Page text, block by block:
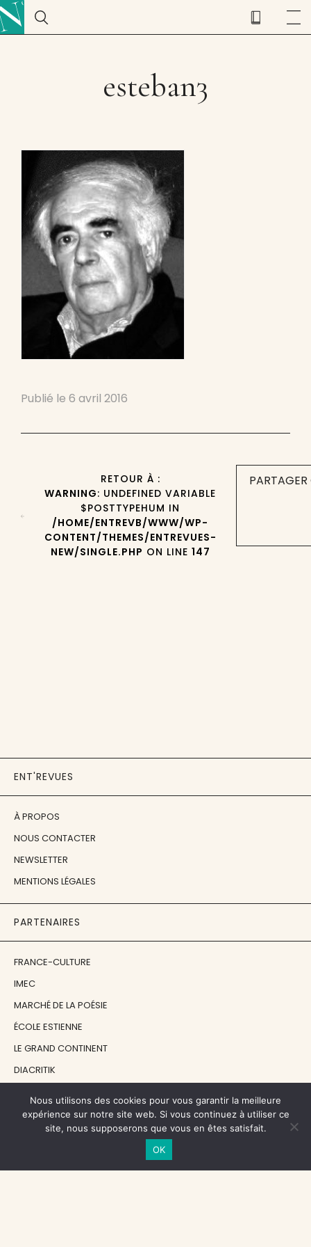
esteban3
Publié le 6 avril 2016
RETOUR À :
WARNING: UNDEFINED VARIABLE
$POSTTYPEHUM IN
/HOME/ENTREVB/WWW/WP-
CONTENT/THEMES/ENTREVUES-
NEW/SINGLE.PHP ON LINE 147
ENT'REVUES
À PROPOS
NOUS CONTACTER
NEWSLETTER
MENTIONS LÉGALES
PARTENAIRES
FRANCE-CULTURE
IMEC
MARCHÉ DE LA POÉSIE
ÉCOLE ESTIENNE
LE GRAND CONTINENT
DIACRITIK
NOS SOUTIENS
CENTRE NATIONAL DU LIVRE
Nous utilisons des cookies pour vous garantir la meilleure
expérience sur notre site web. Si vous continuez à utiliser ce
site, nous supposerons que vous en êtes satisfait.
OK